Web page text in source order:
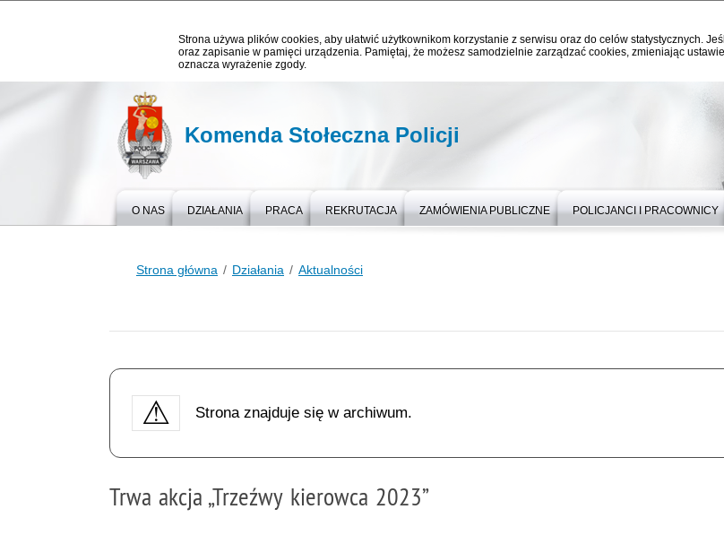
Strona używa plików cookies, aby ułatwić użytkownikom korzystanie z serwisu oraz do celów statystycznych.
oraz zapisanie w pamięci urządzenia. Pamiętaj, że możesz samodzielnie zarządzać cookies, zmieniając
oznacza wyrażenie zgody.
Komenda Stołeczna Policji
O NAS DZIAŁANIA PRACA REKRUTACJA ZAMÓWIENIA PUBLICZNE POLICJANCI I PRACOWNICY
Strona główna Działania Aktualności
Strona znajduje się w archiwum.
Trwa akcja „Trzeźwy kierowca 2023”